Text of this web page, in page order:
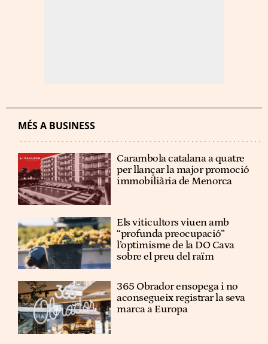
MÉS A BUSINESS
Carambola catalana a quatre
per llançar la major promoció
immobiliària de Menorca
Els viticultors viuen amb
“profunda preocupació”
l’optimisme de la DO Cava
sobre el preu del raïm
365 Obrador ensopega i no
aconsegueix registrar la seva
marca a Europa